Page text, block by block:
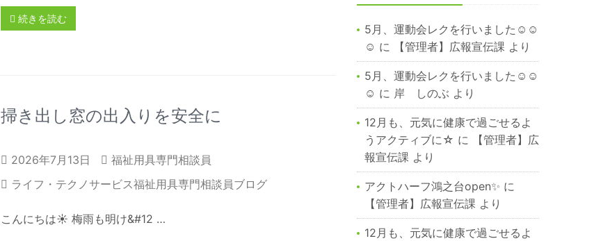
続きを読む
掃き出し窓の出入りを安全に
2026年7月13日
福祉用具専門相談員
ライフ・テクノサービス福祉用具専門相談員ブログ
こんにちは☀️ 梅雨も明け&#12 …
5月、運動会レクを行いました☺☺
☺ に 【管理者】広報宣伝課 より
5月、運動会レクを行いました☺☺
☺ に 岸 しのぶ より
12月も、元気に健康で過ごせるよ
うアクティブに☆ に
【管理者】広
報宣伝課 より
アクトハーフ鴻之台open✨ に
【管理者】広報宣伝課 より
12月も、元気に健康で過ごせるよ